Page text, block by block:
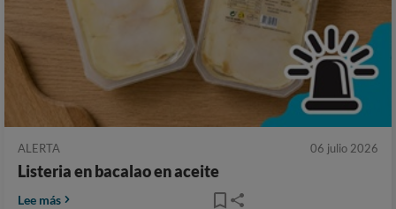
ALERTA 06 julio 2026
Listeria en bacalao en aceite
Lee más